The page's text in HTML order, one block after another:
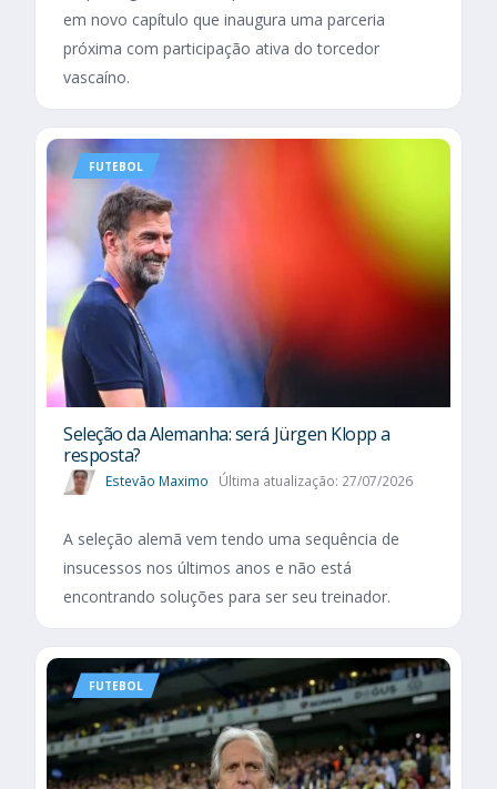
em novo capítulo que inaugura uma parceria
próxima com participação ativa do torcedor
vascaíno.
FUTEBOL
Seleção da Alemanha: será Jürgen Klopp a
resposta?
Estevão Maximo Última atualização: 27/07/2026
A seleção alemã vem tendo uma sequência de
insucessos nos últimos anos e não está
encontrando soluções para ser seu treinador.
FUTEBOL